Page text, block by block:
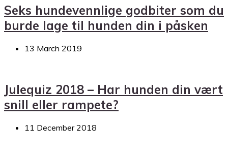
Seks hundevennlige godbiter som du
burde lage til hunden din i påsken
13 March 2019
Julequiz 2018 – Har hunden din vært
snill eller rampete?
11 December 2018